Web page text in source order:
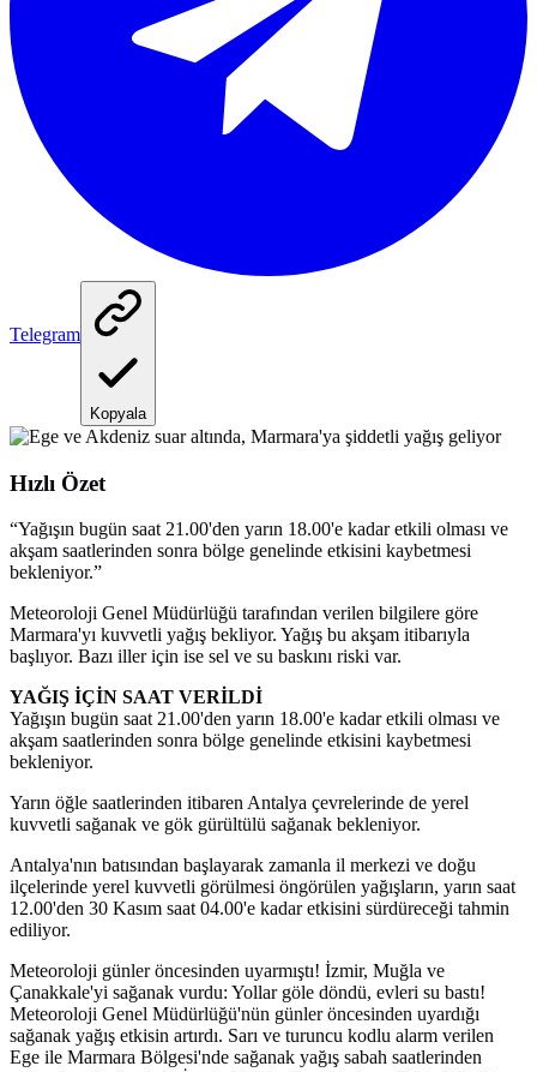
Telegram
Kopyala
Hızlı Özet
“Yağışın bugün saat 21.00'den yarın 18.00'e kadar etkili olması ve
akşam saatlerinden sonra bölge genelinde etkisini kaybetmesi
bekleniyor.”
Meteoroloji Genel Müdürlüğü tarafından verilen bilgilere göre
Marmara'yı kuvvetli yağış bekliyor. Yağış bu akşam itibarıyla
başlıyor. Bazı iller için ise sel ve su baskını riski var.
YAĞIŞ İÇİN SAAT VERİLDİ
Yağışın bugün saat 21.00'den yarın 18.00'e kadar etkili olması ve
akşam saatlerinden sonra bölge genelinde etkisini kaybetmesi
bekleniyor.
Yarın öğle saatlerinden itibaren Antalya çevrelerinde de yerel
kuvvetli sağanak ve gök gürültülü sağanak bekleniyor.
Antalya'nın batısından başlayarak zamanla il merkezi ve doğu
ilçelerinde yerel kuvvetli görülmesi öngörülen yağışların, yarın saat
12.00'den 30 Kasım saat 04.00'e kadar etkisini sürdüreceği tahmin
ediliyor.
Meteoroloji günler öncesinden uyarmıştı! İzmir, Muğla ve
Çanakkale'yi sağanak vurdu: Yollar göle döndü, evleri su bastı!
Meteoroloji Genel Müdürlüğü'nün günler öncesinden uyardığı
sağanak yağış etkisin artırdı. Sarı ve turuncu kodlu alarm verilen
Ege ile Marmara Bölgesi'nde sağanak yağış sabah saatlerinden